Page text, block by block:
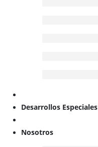
Desarrollos Especiales
Nosotros